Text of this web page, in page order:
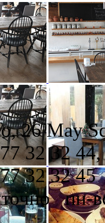
26 May
32 32 44,
32 32 45
пн-